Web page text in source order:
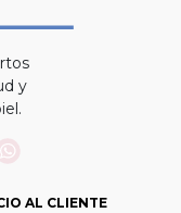
y
AL CLIENTE